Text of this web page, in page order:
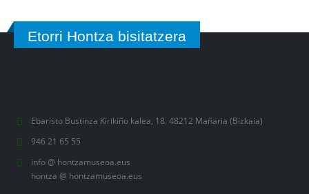
Etorri Hontza bisitatzera
Ebaristo Bustinza Kirikiño kalea, 18. 48212 Mañaria (Bizkaia)
946 21 65 55
info @ hontzamuseoa.eus
hontza @ hontzamuseoa.eus